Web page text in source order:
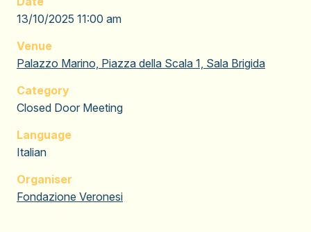
13/10/2025 11:00 am
Venue
Palazzo Marino, Piazza della Scala 1, Sala Brigida
Category
Closed Door Meeting
Language
Italian
Organiser
Fondazione Veronesi